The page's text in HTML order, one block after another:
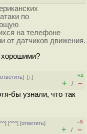
по
на телефоне
от датчиков движения.
хорошими?
ответить][↓]
+4
+ / –
бы узнали, что так
^^] [^^^] [ответить]
–5
+ / –